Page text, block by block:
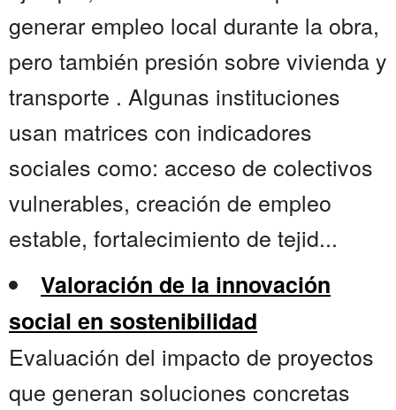
generar empleo local durante la obra,
pero también presión sobre vivienda y
transporte . Algunas instituciones
usan matrices con indicadores
sociales como: acceso de colectivos
vulnerables, creación de empleo
estable, fortalecimiento de tejid...
Valoración de la innovación
social en sostenibilidad
Evaluación del impacto de proyectos
que generan soluciones concretas